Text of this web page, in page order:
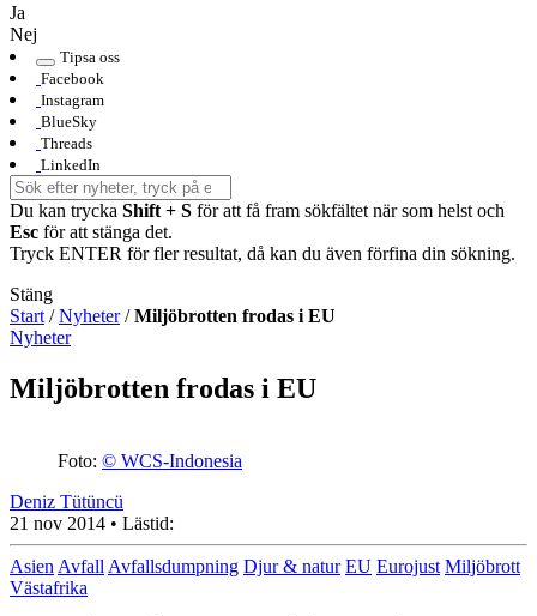
Ja
Nej
Tipsa oss
Facebook
Instagram
BlueSky
Threads
LinkedIn
Du kan trycka Shift + S för att få fram sökfältet när som helst och
Esc för att stänga det.
Tryck ENTER för fler resultat, då kan du även förfina din sökning.
Stäng
Start /Nyheter/Miljöbrotten frodas i EU
Nyheter
Miljöbrotten frodas i EU
Foto: © WCS-Indonesia
Deniz Tütüncü
21 nov 2014 • Lästid:
Asien Avfall Avfallsdumpning Djur & natur EU Eurojust Miljöbrott
Västafrika